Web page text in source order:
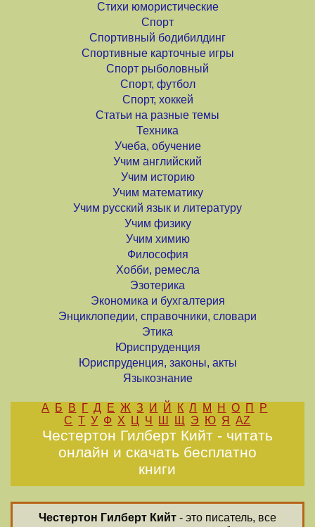
Стихи юмористические
Спорт
Спортивный бодибилдинг
Спортивные карточные игры
Спорт рыболовный
Спорт, футбол
Спорт, хоккей
Статьи на разные темы
Техника
Учеба, обучение
Учим английский
Учим историю
Учим математику
Учим русский язык и литературу
Учим физику
Учим химию
Философия
Хобби, ремесла
Эзотерика
Экономика и бухгалтерия
Энциклопедии, справочники, словари
Этика
Юриспруденция
Юриспруденция, законы, акты
Языкознание
А Б В Г Д Е Ж З И Й К Л М Н О П
Р
С Т У Ф Х Ц Ч Ш Щ Э Ю Я AZ
Честертон Гилберт Кийт - читать
онлайн и скачать бесплатно
книги
Честертон Гилберт Кийт - это писатель, все